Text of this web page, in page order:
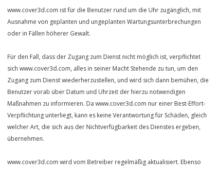
www.cover3d.com ist für die Benutzer rund um die Uhr zugänglich, mit
Ausnahme von geplanten und ungeplanten Wartungsunterbrechungen
oder in Fällen höherer Gewalt.
Für den Fall, dass der Zugang zum Dienst nicht möglich ist, verpflichtet
sich www.cover3d.com, alles in seiner Macht Stehende zu tun, um den
Zugang zum Dienst wiederherzustellen, und wird sich dann bemühen, die
Benutzer vorab über Datum und Uhrzeit der hierzu notwendigen
Maßnahmen zu informieren. Da www.cover3d.com nur einer Best-Effort-
Verpflichtung unterliegt, kann es keine Verantwortung für Schäden, gleich
welcher Art, die sich aus der Nichtverfügbarkeit des Dienstes ergeben,
übernehmen.
www.cover3d.com wird vom Betreiber regelmäßig aktualisiert. Ebenso